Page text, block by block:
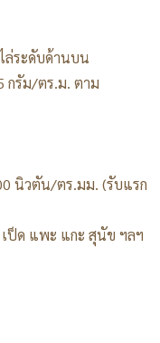
ล่ระดับด้านบน
กรัม/ตร.ม. ตาม
นิวตัน/ตร.มม. (รับแรก
เป็ด แพะ แกะ สุนัข ฯลฯ